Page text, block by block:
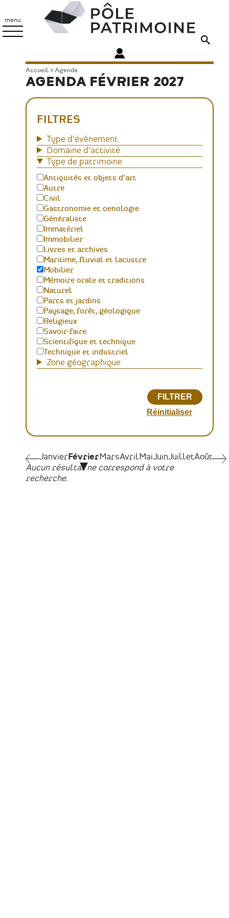
contenu
principal
menu
Patrimoine
Fil
d'Ariane
Accueil Agenda
AGENDA FÉVRIER 2027
Pagination
JanvierJanvier Février MarsAvrilMaiJuinJuilletAoût
Aucun résultat ne correspond à votre
recherche.
FILTRES
Type d'évènement
Domaine d'activité
Type de patrimoine
Antiquités et objets d'art
Autre
Civil
Gastronomie et oenologie
Généraliste
Immatériel
Immobilier
Livres et archives
Maritime, fluvial et lacustre
Mobilier
Mémoire orale et traditions
Naturel
Parcs et jardins
Paysage, forêt, géologique
Religieux
Savoir-faire
Scientifique et technique
Technique et industriel
Zone géographique